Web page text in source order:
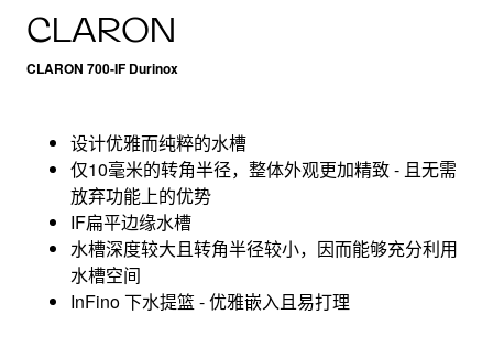
CLARON
CLARON 700-IF Durinox
设计优雅而纯粹的水槽
仅10毫米的转角半径，整体外观更加精致 - 且无需
放弃功能上的优势
IF扁平边缘水槽
水槽深度较大且转角半径较小，因而能够充分利用
水槽空间
InFino 下水提篮 - 优雅嵌入且易打理